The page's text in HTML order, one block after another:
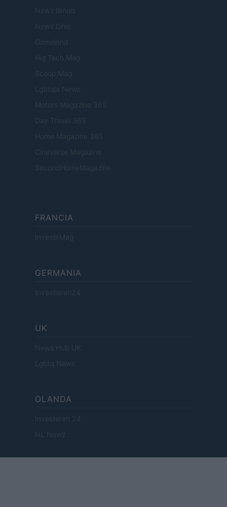
Newz Illinois
Newz Ohio
Gameland
Hig Tech Mag
Scoop Mag
Lgbtqia News
Motors Magazine 365
Day Travel 365
Home Magazine 365
Cineverse Magazine
SecondHomeMagazine
FRANCIA
InvestirMag
GERMANIA
Investieren24
UK
News Hub UK
Lgbtq News
OLANDA
Investeren 24
NL Newz